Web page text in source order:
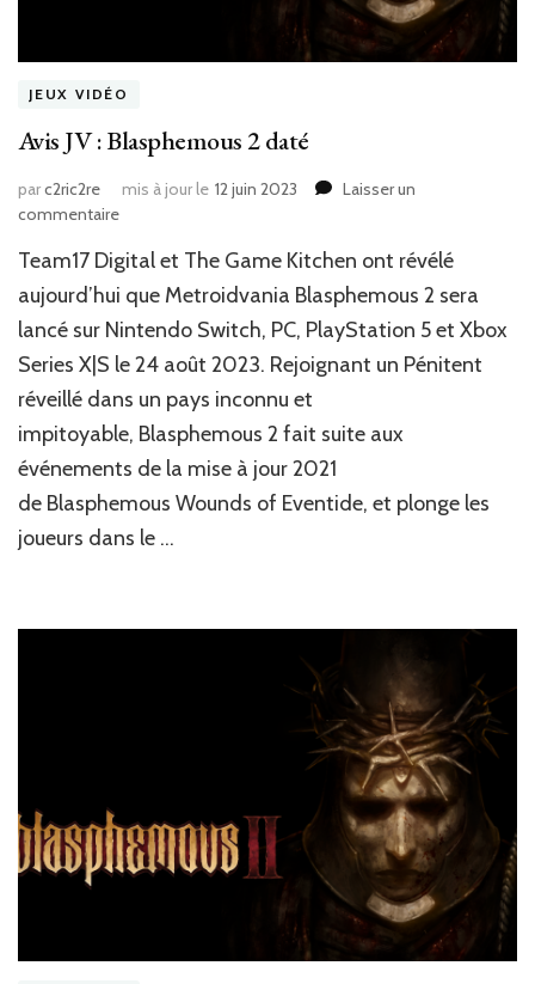
JEUX VIDÉO
Avis JV : Blasphemous 2 daté
parc2ric2re mis à jour le 12 juin 2023
Laisser un
commentairesur
JV
:
Blasphemous
2
daté
Team17 Digital et The Game Kitchen ont révélé
aujourd’hui que Metroidvania Blasphemous 2 sera
lancé sur Nintendo Switch, PC, PlayStation 5 et Xbox
Series X|S le 24 août 2023. Rejoignant un Pénitent
réveillé dans un pays inconnu et
impitoyable, Blasphemous 2 fait suite aux
événements de la mise à jour 2021
de Blasphemous Wounds of Eventide, et plonge les
joueurs dans le …